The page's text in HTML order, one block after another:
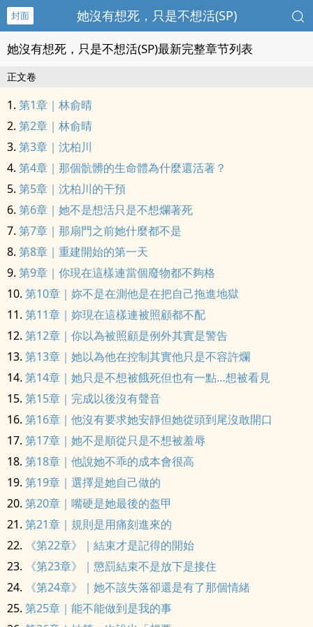
封面 她沒有想死，只是不想活(SP)
她沒有想死，只是不想活(SP)最新完整章节列表
正文卷
第1章｜林俞晴
第2章｜林俞晴
第3章｜沈柏川
第4章｜那個骯髒的生命體為什麼還活著？
第5章｜沈柏川的干預
第6章｜她不是想活只是不想爛著死
第7章｜那扇門之前她什麼都不是
第8章｜重建開始的第一天
第9章｜你現在這樣連當個廢物都不夠格
第10章｜妳不是在測他是在把自己拖進地獄
第11章｜妳現在這樣連被照顧都不配
第12章｜你以為被照顧是例外其實是警告
第13章｜她以為他在控制其實他只是不容許爛
第14章｜她只是不想被餓死但也有一點…想被看見
第15章｜完成以後沒有聲音
第16章｜他沒有要求她安靜但她從頭到尾沒敢開口
第17章｜她不是順從只是不想被羞辱
第18章｜他說她不乖的成本會很高
第19章｜選擇是她自己做的
第20章｜嘴硬是她最後的盔甲
第21章｜規則是用痛刻進來的
《第22章》｜結束才是記得的開始
《第23章》｜懲罰結束不是放下是接住
《第24章》｜她不該失落卻還是有了那個情緒
第25章｜能不能做到是我的事